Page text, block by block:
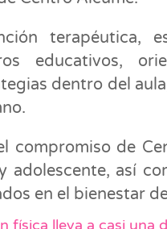
terapéutica,
educativos,
dentro del
compromiso de
adolescente, así
en el bienestar
física lleva a casi una